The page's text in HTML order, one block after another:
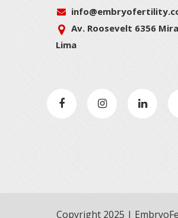
Av. Roosevelt 6356
Lima
Copyright 2025 |